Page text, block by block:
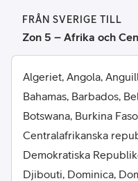
FRÅN SVERIGE TILL
Zon 5 – Afrika och
Algeriet, Angola,
Bahamas, Barbados,
Botswana, Burkina
Centralafrikanska
Demokratiska
Djibouti, Dominica,